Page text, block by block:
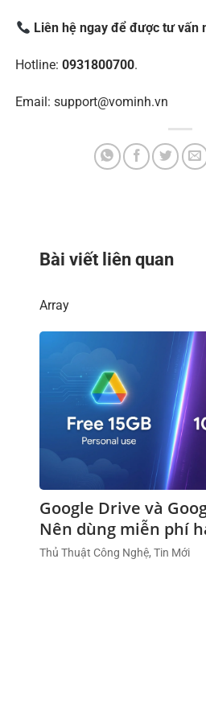
Liên hệ ngay để được tư vấn
Hotline:0931800700.
Email:support@vominh.vn
Bài viết liên quan
Array
Google Drive và
Nên dùng miễn phí
Thủ Thuật Công Nghệ, Tin Mới